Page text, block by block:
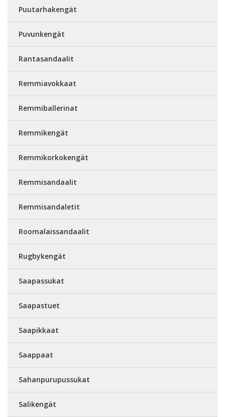
Puutarhakengät
Puvunkengät
Rantasandaalit
Remmiavokkaat
Remmiballerinat
Remmikengät
Remmikorkokengät
Remmisandaalit
Remmisandaletit
Roomalaissandaalit
Rugbykengät
Saapassukat
Saapastuet
Saapikkaat
Saappaat
Sahanpurupussukat
Salikengät